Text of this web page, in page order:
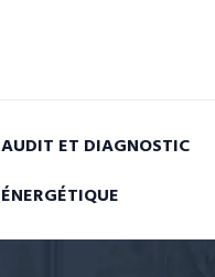
AUDIT ET DIAGNOSTIC
ÉNERGÉTIQUE